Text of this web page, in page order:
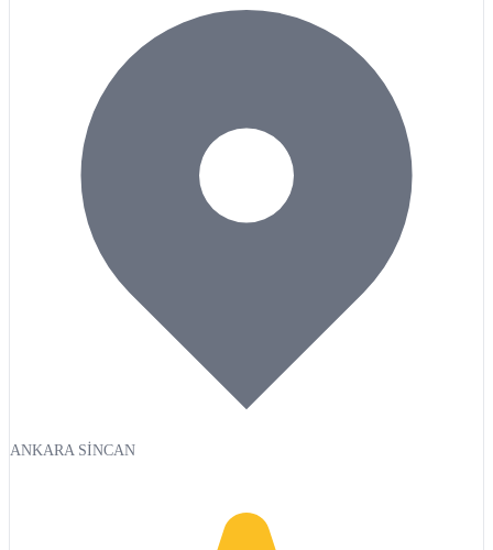
ANKARA SİNCAN